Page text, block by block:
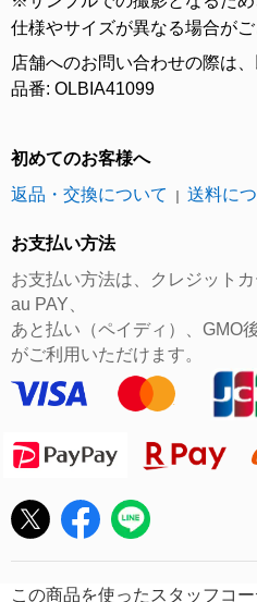
仕様やサイズが異なる場合がご
店舗へのお問い合わせの際は
品番: OLBIA41099
初めてのお客様へ
返品・交換について
送料に
お支払い方法
お支払い方法は、クレジット
au PAY、
あと払い（ペイディ）、GMO
がご利用いただけます。
この商品を使ったスタッフコー